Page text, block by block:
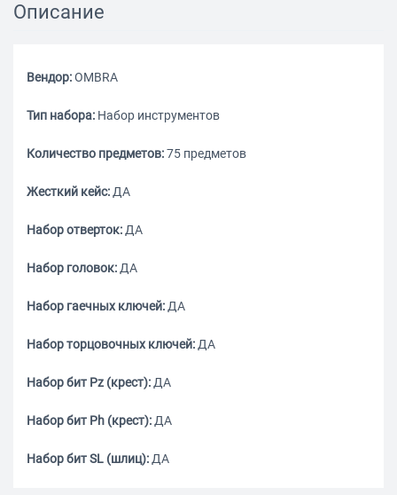
Описание
Вендор:OMBRA
Тип набора: Набор инструментов
Количество предметов:75 предметов
Жесткий кейс:ДА
Набор отверток:ДА
Набор головок:ДА
Набор гаечных ключей:ДА
Набор торцовочных ключей:ДА
Набор бит Pz (крест):ДА
Набор бит Ph (крест):ДА
Набор бит SL (шлиц):ДА